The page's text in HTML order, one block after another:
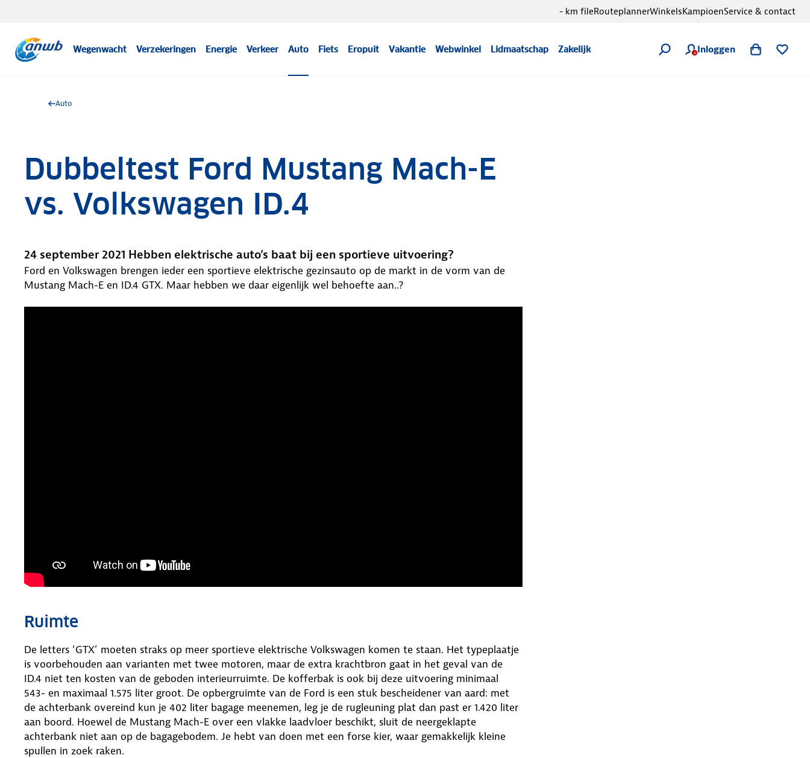
Wegenwacht Verzekeringen Energie Verkeer Auto Fiets Eropuit Vakantie Webwinkel Lidmaatschap Zakelijk Inloggen
- km fileRouteplannerWinkelsKampioenService & contact
Auto
Dubbeltest Ford Mustang Mach-E
vs. Volkswagen ID.4
24 september 2021 Hebben elektrische auto’s baat bij een sportieve uitvoering?
Ford en Volkswagen brengen ieder een sportieve elektrische gezinsauto op de markt in de vorm van de
Mustang Mach-E en ID.4 GTX. Maar hebben we daar eigenlijk wel behoefte aan..?
Ruimte
De letters ‘GTX’ moeten straks op meer sportieve elektrische Volkswagen komen te staan. Het typeplaatje
is voorbehouden aan varianten met twee motoren, maar de extra krachtbron gaat in het geval van de
ID.4 niet ten kosten van de geboden interieurruimte. De kofferbak is ook bij deze uitvoering minimaal
543- en maximaal 1.575 liter groot. De opbergruimte van de Ford is een stuk bescheidener van aard: met
de achterbank overeind kun je 402 liter bagage meenemen, leg je de rugleuning plat dan past er 1.420 liter
aan boord. Hoewel de Mustang Mach-E over een vlakke laadvloer beschikt, sluit de neergeklapte
achterbank niet aan op de bagagebodem. Je hebt van doen met een forse kier, waar gemakkelijk kleine
spullen in zoek raken.